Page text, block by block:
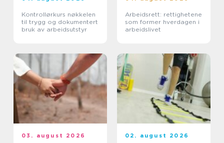
Kontrollørkurs nøkkelen
til trygg og dokumentert
bruk av arbeidsutstyr
Arbeidsrett: rettighetene
som former hverdagen i
arbeidslivet
03. august 2026 02. august 2026